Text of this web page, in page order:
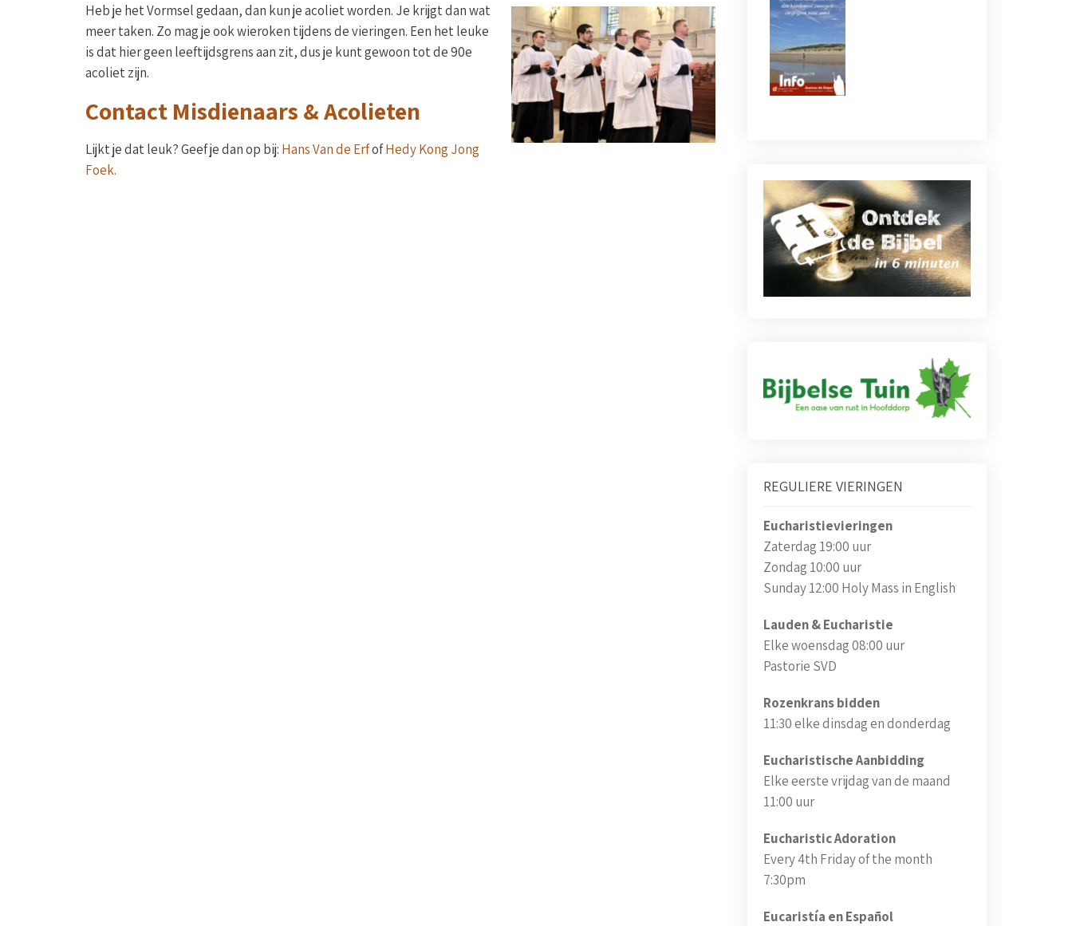
Heb je het Vormsel gedaan, dan kun je acoliet worden. Je krijgt dan wat
meer taken. Zo mag je ook wieroken tijdens de vieringen. Een het leuke
is dat hier geen leeftijdsgrens aan zit, dus je kunt gewoon tot de 90e
acoliet zijn.
Contact Misdienaars & Acolieten
Lijkt je dat leuk? Geef je dan op bij: Hans Van de ErfofHedy Kong Jong
Foek.
REGULIERE VIERINGEN
Eucharistievieringen
Zaterdag 19:00 uur
Zondag 10:00 uur
Sunday 12:00 Holy Mass in English
Lauden & Eucharistie
Elke woensdag 08:00 uur
Pastorie SVD
Rozenkrans bidden
11:30 elke dinsdag en donderdag
Eucharistische Aanbidding
Elke eerste vrijdag van de maand
11:00 uur
Eucharistic Adoration
Every 4th Friday of the month
7:30pm
Eucaristía en Español